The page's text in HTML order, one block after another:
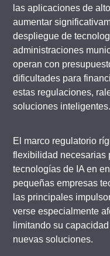
las aplicaciones de
aumentar
despliegue de
administraciones
operan con
dificultades para
estas regulaciones,
soluciones inteligentes.
El marco regulatorio
flexibilidad necesarias
tecnologías de IA en
pequeñas empresas
las principales
verse especialmente
limitando su
nuevas soluciones.